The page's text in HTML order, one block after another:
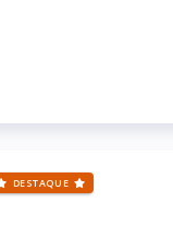
DESTAQUE